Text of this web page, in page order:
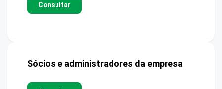
Consultar
Sócios e administradores da empresa